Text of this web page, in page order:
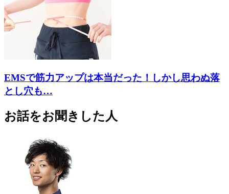
EMSで筋力アップは本当だった！しかし思わぬ落
とし穴も…
お話をお聞きした人